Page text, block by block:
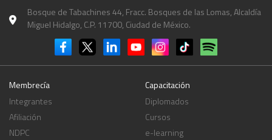
Bosque de Tabachines 44, Fracc. Bosques de las Lomas, Alcaldía
Miguel Hidalgo, C.P. 11700, Ciudad de México.
Membrecía
Integrantes
Afiliación
NDPC
Capacitación
Diplomados
Cursos
e-learning